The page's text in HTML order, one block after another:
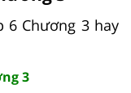
6 Chương 3 hay
3